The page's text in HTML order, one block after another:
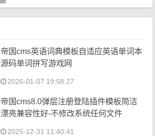
帝国cms英语词典模板自适应英语单词本
源码单词拼写游戏网
2026-01-07 19:58:27
帝国cms8.0弹层注册登陆插件模板简洁
漂亮兼容性好-不修改系统任何文件
2025-12-31 11:40:41